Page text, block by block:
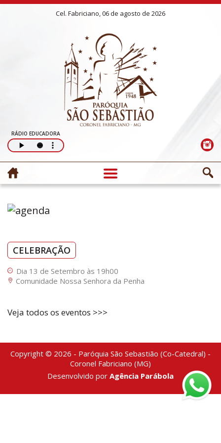
Cel. Fabriciano, 06 de agosto de 2026
RÁDIO EDUCADORA
CELEBRAÇÃO
Dia 13 de Setembro às 19h00
Comunidade Nossa Senhora da Penha
Veja todos os eventos >>>
Copyright © 2026 - Paróquia São Sebastião (Co-Catedral) -
Coronel Fabriciano (MG)
Desenvolvido por Agência Parábola